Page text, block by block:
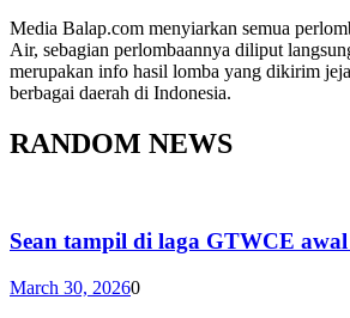
Media Balap.com menyiarkan semua
Air, sebagian perlombaannya diliput
merupakan info hasil lomba yang dikirim
berbagai daerah di Indonesia.
RANDOM NEWS
Sean tampil di laga GTWCE
March 30, 20260